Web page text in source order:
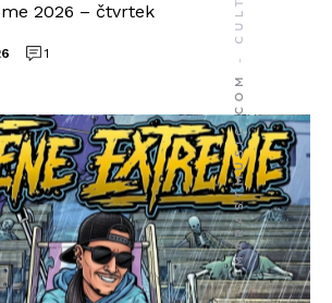
2026 – čtvrtek
1